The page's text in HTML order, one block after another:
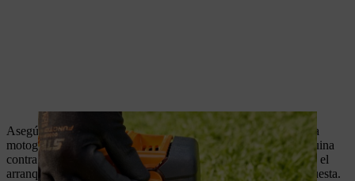
Asegúrate de estar bien apoyado y comprueba de nuevo que la
motoguadaña esté bien colocada. Presiona firmemente la máquina
contra el suelo para asegurarte de que no pueda volcar durante el
arranque. Comprueba que la herramienta de corte no esté expuesta.